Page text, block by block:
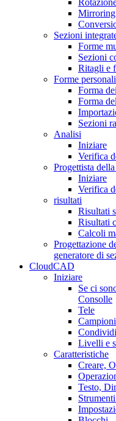
Mirroring
Sezioni
Forme
Sezioni
Ritagli e
Forme
Forma
Forma
Sezioni
Analisi
Iniziare
Verifica
Progettista
Iniziare
Verifica
risultati
Risultati
Risultati
Calcoli
Progettazione
generatore di
CloudCAD
Iniziare
Se ci
Consolle
Tele
Campioni
Livelli e
Caratteristiche
Creare,
Testo,